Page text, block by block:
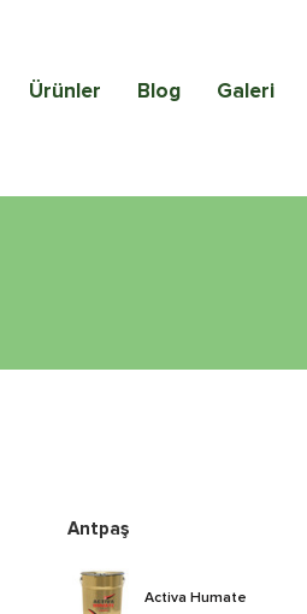
Ürünler Blog Galeri
Antpaş
Activa Humate